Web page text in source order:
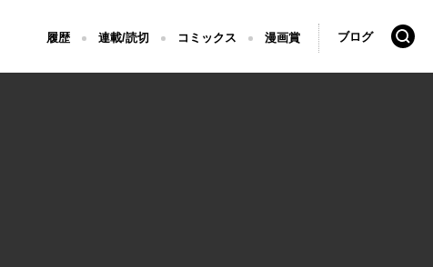
履歴 連載/読切 コミックス 漫画賞 ブログ 検索